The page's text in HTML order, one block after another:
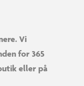
Vi
for 365
eller på